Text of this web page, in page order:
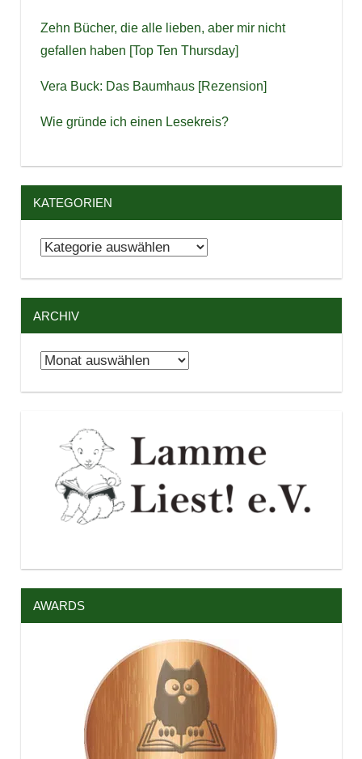
Zehn Bücher, die alle lieben, aber mir nicht
gefallen haben [Top Ten Thursday]
Vera Buck: Das Baumhaus [Rezension]
Wie gründe ich einen Lesekreis?
KATEGORIEN
Kategorien
ARCHIV
Archiv
AWARDS